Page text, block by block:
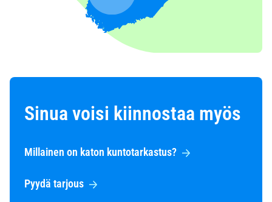
Sinua voisi kiinnostaa myös
Millainen on katon kuntotarkastus?
Pyydä tarjous